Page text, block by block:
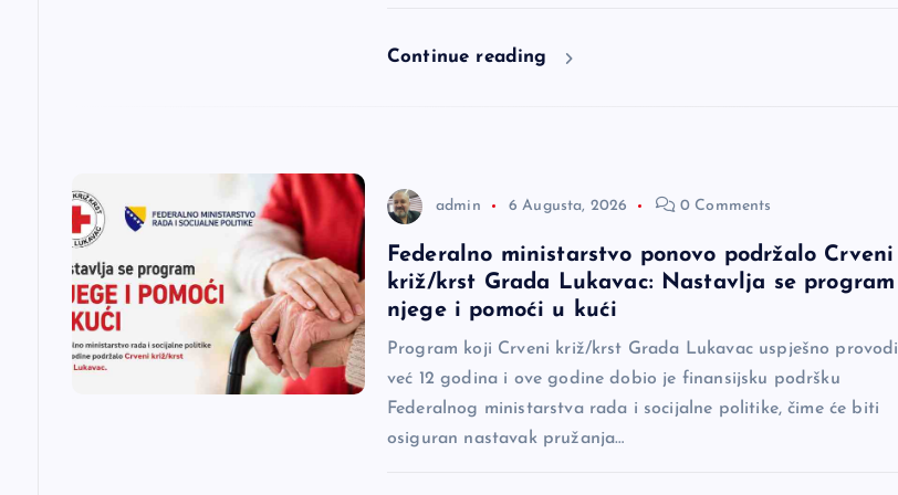
Continue reading
admin 6 Augusta, 2026 0 Comments
Federalno ministarstvo ponovo podržalo Crveni
križ/krst Grada Lukavac: Nastavlja se program
njege i pomoći u kući
Program koji Crveni križ/krst Grada Lukavac uspješno provodi
već 12 godina i ove godine dobio je finansijsku podršku
Federalnog ministarstva rada i socijalne politike, čime će biti
osiguran nastavak pružanja…